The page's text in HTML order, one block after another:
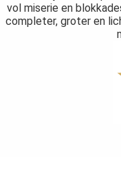
vol miserie en
completer, groter en